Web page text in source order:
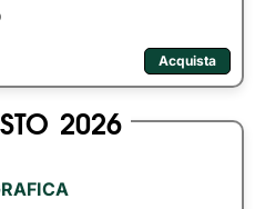
Acquista
2026